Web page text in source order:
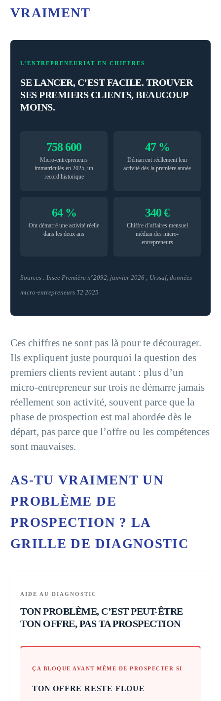
VRAIMENT
L’ENTREPRENEURIAT EN CHIFFRES
SE LANCER, C’EST FACILE. TROUVER
SES PREMIERS CLIENTS, BEAUCOUP
MOINS.
758 600
Micro-entrepreneurs
immatriculés en 2025, un
record historique
47 %
Démarrent réellement leur
activité dès la première année
64 %
Ont démarré une activité réelle
dans les deux ans
340 €
Chiffre d’affaires mensuel
médian des micro-
entrepreneurs
Sources : Insee Première n°2092, janvier 2026 ; Urssaf, données
micro-entrepreneurs T2 2025
Ces chiffres ne sont pas là pour te décourager.
Ils expliquent juste pourquoi la question des
premiers clients revient autant : plus d’un
micro-entrepreneur sur trois ne démarre jamais
réellement son activité, souvent parce que la
phase de prospection est mal abordée dès le
départ, pas parce que l’offre ou les compétences
sont mauvaises.
AS-TU VRAIMENT UN
PROBLÈME DE
PROSPECTION ? LA
GRILLE DE DIAGNOSTIC
AIDE AU DIAGNOSTIC
TON PROBLÈME, C’EST PEUT-ÊTRE
TON OFFRE, PAS TA PROSPECTION
ÇA BLOQUE AVANT MÊME DE PROSPECTER SI
TON OFFRE RESTE FLOUE